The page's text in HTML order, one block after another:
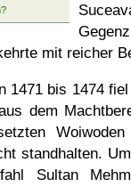
mit reicher
1471 bis 1474
dem
standhalten.
Sultan